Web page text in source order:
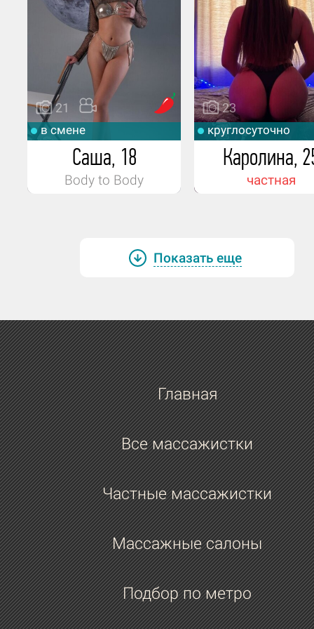
Есть любимый - Кровавая Мерри.
Как ты относишься к спорту,
ли чем-то сейчас, может занималась
то серьезно раньше?
Занимаюсь лёгким спортом.
Водишь ли ты машину?
будущем?
Много где хочется побывать. Например,
Тайланд.
Любимые фильмы, сериалы? Может,
то запомнилось из последнего? Жанр
какой-то?
Нет любимых.
Какого известного актера или
музыкального исполнителя ты хотела
видеть у тебя в гостях на массаже?
Леонардо Ди Каприо.
Книга, которую ты с удовольствием
в смене
Саша, 18
Body to Body
21
круглосуточно
Каролина,
частная
23
Показать еще
Главная
Все массажистки
Частные массажистки
Массажные салоны
Подбор по метро